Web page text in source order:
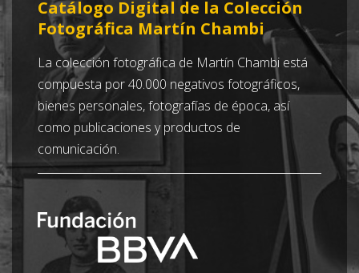
Catálogo Digital de la Colección
Fotográfica Martín Chambi
La colección fotográfica de Martín Chambi está
compuesta por 40.000 negativos fotográficos,
bienes personales, fotografías de época, así
como publicaciones y productos de
comunicación.